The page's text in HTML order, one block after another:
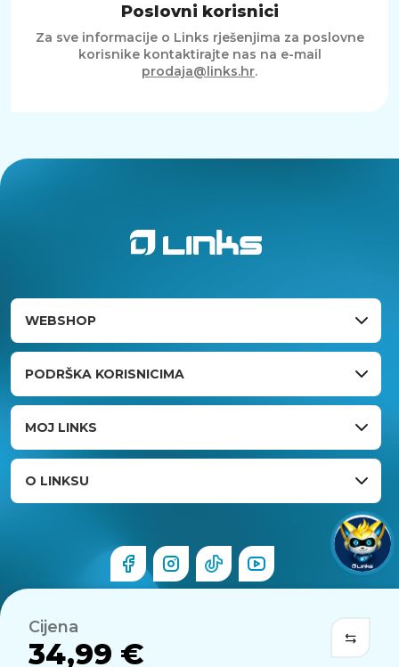
Cijena
34,99 €
Poslovni korisnici
Za sve informacije o Links rješenjima za poslovne
korisnike kontaktirajte nas na e-mail
prodaja@links.hr.
WEBSHOP
PODRŠKA KORISNICIMA
MOJ LINKS
O LINKSU